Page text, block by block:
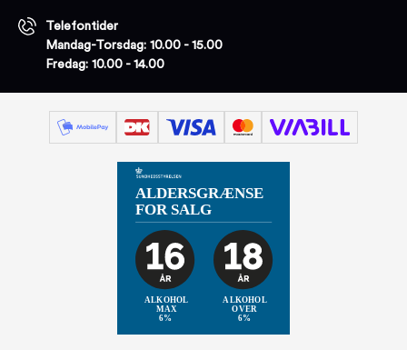
Telefontider
Mandag-Torsdag: 10.00 - 15.00
Fredag: 10.00 - 14.00